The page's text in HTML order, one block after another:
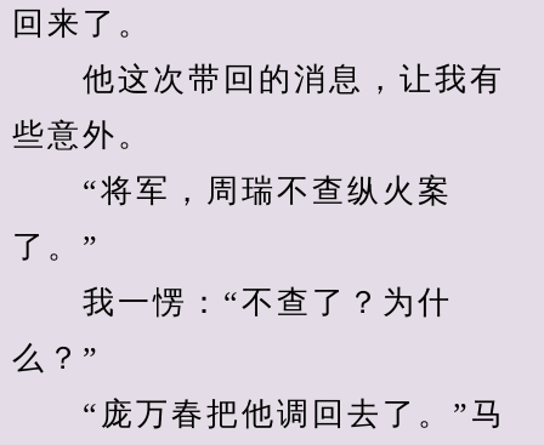
回来了。
他这次带回的消息，让我有
些意外。
“将军，周瑞不查纵火案
了。”
我一愣：“不查了？为什
么？”
“庞万春把他调回去了。”马